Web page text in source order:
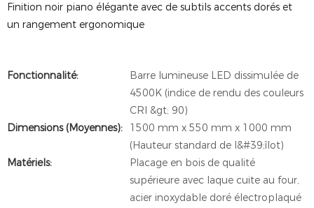
Finition noir piano élégante avec de subtils accents dorés et
un rangement ergonomique
Fonctionnalité:
Barre lumineuse LED dissimulée de
4500K (indice de rendu des couleurs
CRI &gt; 90)
Dimensions (Moyennes):
1500 mm x 550 mm x 1000 mm
(Hauteur standard de l&#39;îlot)
Matériels:
Placage en bois de qualité
supérieure avec laque cuite au four,
acier inoxydable doré électroplaqué